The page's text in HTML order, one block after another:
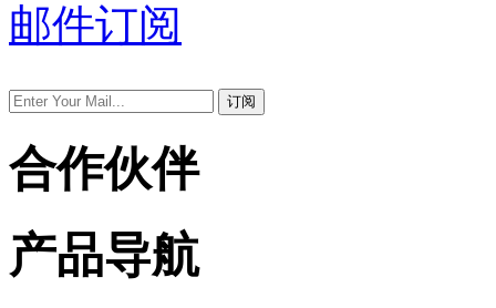
邮件订阅
合作伙伴
产品导航